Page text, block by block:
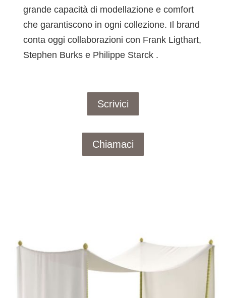
grande capacità di modellazione e comfort
che garantiscono in ogni collezione. Il brand
conta oggi collaborazioni con Frank Ligthart,
Stephen Burks e Philippe Starck .
Scrivici
Chiamaci